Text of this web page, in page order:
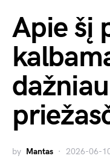
Apie šį
by Mantas 2026-06-